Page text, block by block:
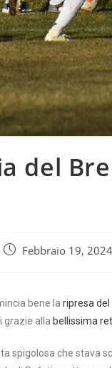
del
Febbraio 19, 2024
bene la ripresa
grazie alla bellissima
spigolosa che stava